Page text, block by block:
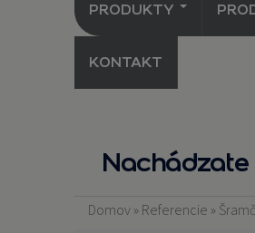
PRODUKTY
KONTAKT
Nachádzate
Domov » Referencie »